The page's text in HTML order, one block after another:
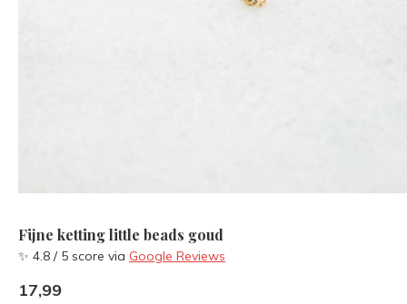
Fijne ketting little beads goud
✨ 4.8 / 5 score via Google Reviews
17,99